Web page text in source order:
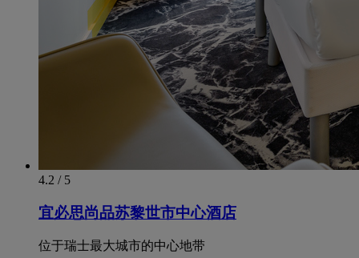
4.2 / 5
宜必思尚品苏黎世市中心酒店
位于瑞士最大城市的中心地带